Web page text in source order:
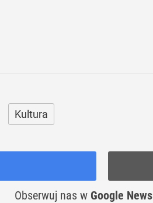
Kultura
Obserwuj nas w Google News